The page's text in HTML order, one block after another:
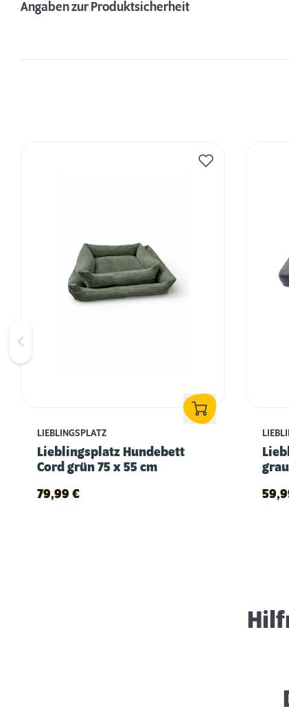
Angaben zur Produktsicherheit
LIEBLINGSPLATZ
Lieblingsplatz Hundebett
Cord grün 75 x 55 cm
79,99 €